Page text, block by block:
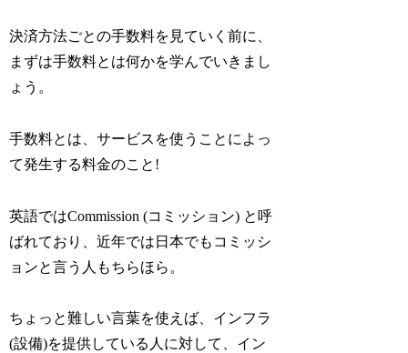
決済方法ごとの手数料を見ていく前に、
まずは手数料とは何かを学んでいきまし
ょう。
手数料とは、サービスを使うことによっ
て発生する料金のこと!
英語ではCommission (コミッション) と呼
ばれており、近年では日本でもコミッシ
ョンと言う人もちらほら。
ちょっと難しい言葉を使えば、インフラ
(設備)を提供している人に対して、イン